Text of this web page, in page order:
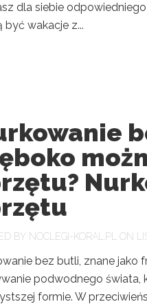
dla siebie
być wakacje z...
BY NOCLEGI-KORAL.PL ON
bez butli, znane jako
podwodnego świata,
formie. W